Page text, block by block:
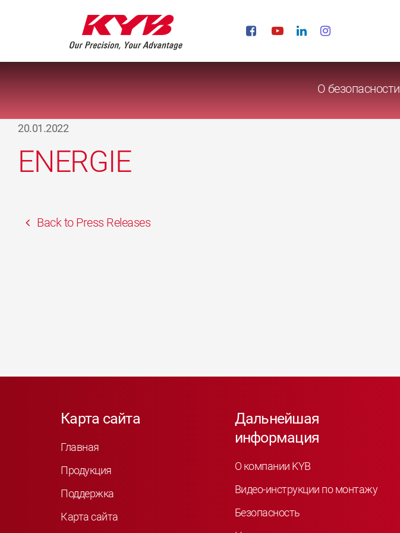
О безопасности
20.01.2022
ENERGIE
Back to Press Releases
Карта сайта
Главная
Продукция
Поддержка
Карта сайта
Дальнейшая
информация
О компании KYB
Видео-инструкции по монтажу
Безопасность